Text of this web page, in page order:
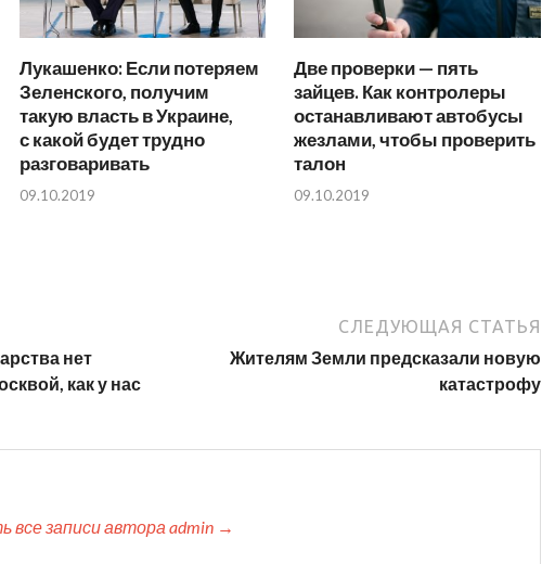
Лукашенко: Если потеряем
Зеленского, получим
такую власть в Украине,
с какой будет трудно
разговаривать
09.10.2019
Две проверки — пять
зайцев. Как контролеры
останавливают автобусы
жезлами, чтобы проверить
талон
09.10.2019
нет
как у нас
СЛЕДУЮЩАЯ СТАТЬЯ
Жителям Земли предсказали новую
катастрофу
все записи автора admin →